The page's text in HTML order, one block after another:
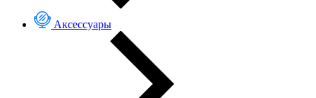
Аксессуары